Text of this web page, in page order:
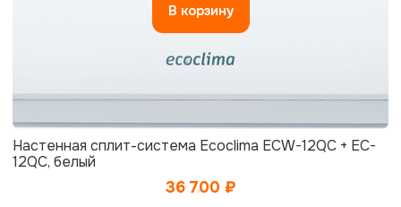
В корзину
Настенная сплит-система Ecoclima ECW-12QC + EC-
12QC, белый
36 700 ₽